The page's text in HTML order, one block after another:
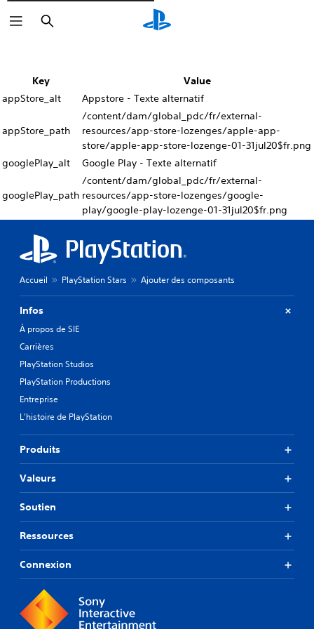
Rechercher
Key
Value
appStore_alt
Appstore - Texte alternatif
appStore_path
/content/dam/global_pdc/fr/external-
resources/app-store-lozenges/apple-app-
store/apple-app-store-lozenge-01-31jul20$fr.png
googlePlay_alt
Google Play - Texte alternatif
googlePlay_path
/content/dam/global_pdc/fr/external-
resources/app-store-lozenges/google-
play/google-play-lozenge-01-31jul20$fr.png
Accueil PlayStation Stars Ajouter des composants
Infos
À propos de SIE
Carrières
PlayStation Studios
PlayStation Productions
Entreprise
L'histoire de PlayStation
Produits
Valeurs
Soutien
Ressources
Connexion